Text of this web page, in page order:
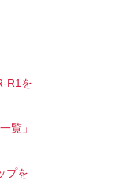
R1を
覧」
プを